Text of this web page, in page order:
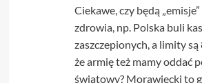
Ciekawe, czy będą
zdrowia, np. Polska buli
zaszczepionych, a limity są
że armię też mamy oddać
światowy? Morawiecki to